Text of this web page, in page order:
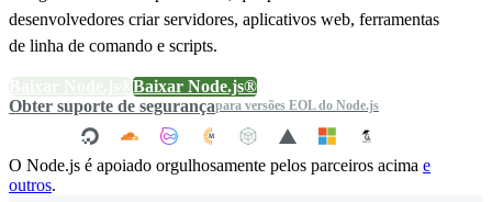
desenvolvedores criar servidores, aplicativos web, ferramentas
de linha de comando e scripts.
Baixar Node.js®
Obter suporte de segurançapara versões EOL do Node.js
O Node.js é apoiado orgulhosamente pelos parceiros acima e
outros.